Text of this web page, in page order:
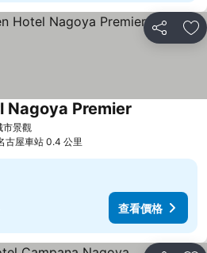
分享 加
市景觀查看價格
Nagoya Premier
古屋車站 0.4 公里
查看價格